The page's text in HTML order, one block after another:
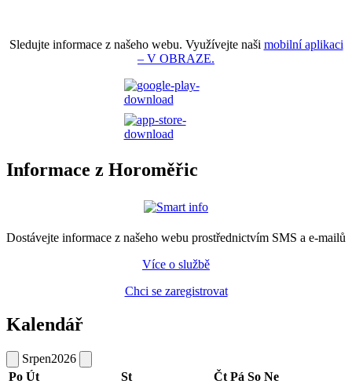
Sledujte informace z našeho webu. Využívejte naši mobilní aplikaci
– V OBRAZE.
Informace z Horoměřic
Dostávejte informace z našeho webu prostřednictvím SMS a e-mailů
Více o službě
Chci se zaregistrovat
Kalendář
Srpen2026
Po Út St Čt Pá So Ne